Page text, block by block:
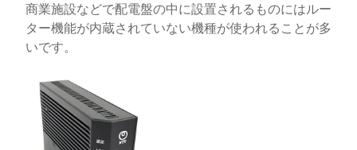
商業施設などで配電盤の中に設置されるものにはルー
ター機能が内蔵されていない機種が使われることが多
いです。